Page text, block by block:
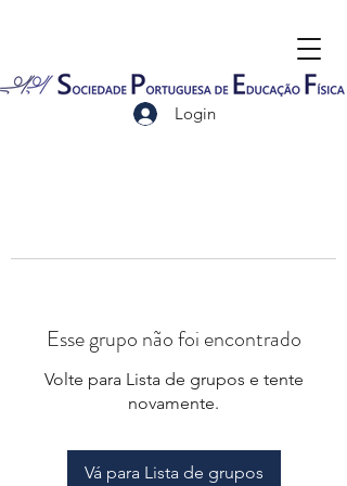
Login
Esse grupo não foi encontrado
Volte para Lista de grupos e tente
novamente.
Vá para Lista de grupos